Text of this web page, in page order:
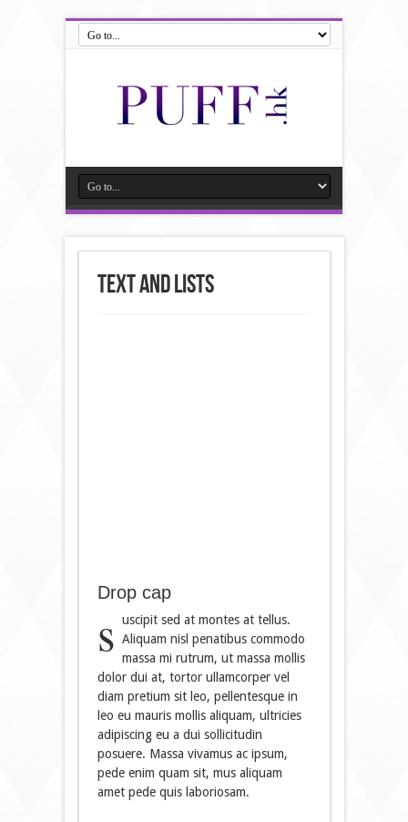
Text and Lists
Drop cap
s uscipit sed at montes at tellus.
Aliquam nisl penatibus commodo
massa mi rutrum, ut massa mollis
dolor dui at, tortor ullamcorper vel
diam pretium sit leo, pellentesque in
leo eu mauris mollis aliquam, ultricies
adipiscing eu a dui sollicitudin
posuere. Massa vivamus ac ipsum,
pede enim quam sit, mus aliquam
amet pede quis laboriosam.